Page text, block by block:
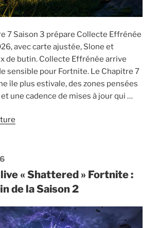
7 Saison 3 prépare Collecte Effrénée
avec carte ajustée, Slone et
de butin. Collecte Effrénée arrive
sensible pour Fortnite. Le Chapitre 7
île plus estivale, des zones pensées
une cadence de mises à jour qui …
Saison
3
«
Collecte
Effrénée
« Shattered » Fortnite :
de la Saison 2